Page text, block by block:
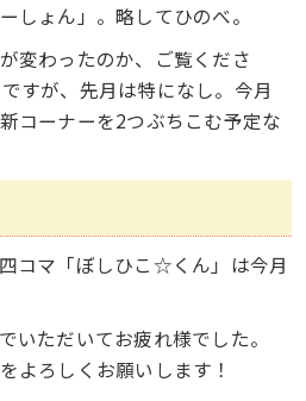
しょん」。略してひのべ。
変わったのか、ご覧くださ
すが、先月は特になし。今月
コーナーを2つぶちこむ予定な
コマ「ぼしひこ☆くん」は今月
いただいてお疲れ様でした。
よろしくお願いします！